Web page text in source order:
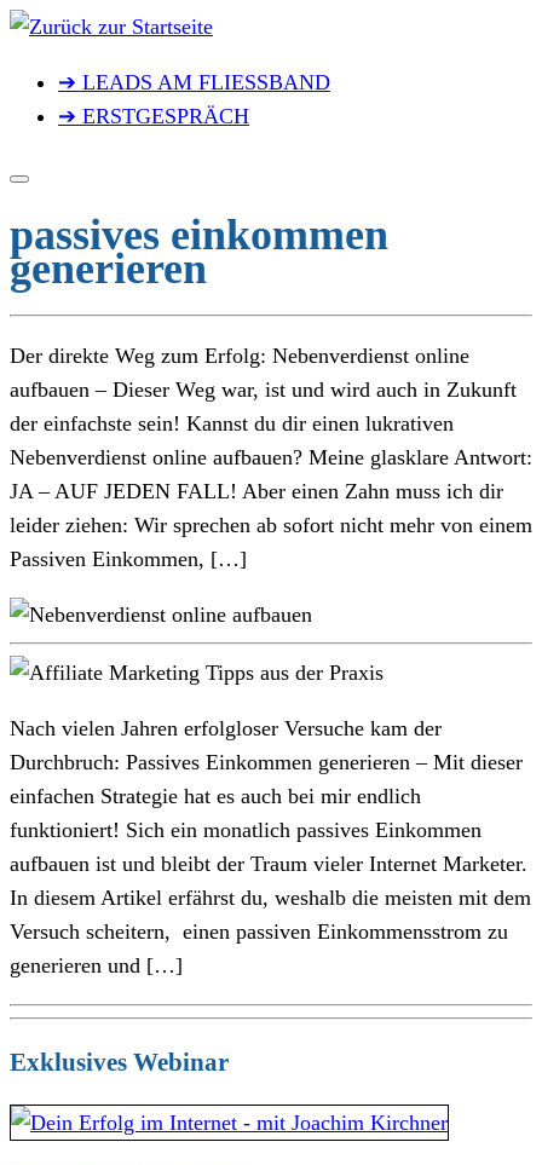
Zum
springen➔ LEADS AM FLIESSBAND
➔ ERSTGESPRÄCH
passives einkommen
generieren
Der direkte Weg zum Erfolg: Nebenverdienst online
aufbauen – Dieser Weg war, ist und wird auch in Zukunft
der einfachste sein! Kannst du dir einen lukrativen
Nebenverdienst online aufbauen? Meine glasklare Antwort:
JA – AUF JEDEN FALL! Aber einen Zahn muss ich dir
leider ziehen: Wir sprechen ab sofort nicht mehr von einem
Passiven Einkommen, […]
Nach vielen Jahren erfolgloser Versuche kam der
Durchbruch: Passives Einkommen generieren – Mit dieser
einfachen Strategie hat es auch bei mir endlich
funktioniert! Sich ein monatlich passives Einkommen
aufbauen ist und bleibt der Traum vieler Internet Marketer.
In diesem Artikel erfährst du, weshalb die meisten mit dem
Versuch scheitern, einen passiven Einkommensstrom zu
generieren und […]
Exklusives Webinar